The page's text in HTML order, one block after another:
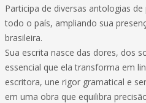
Participa de diversas antologias
todo o país, ampliando sua
brasileira.
Sua escrita nasce das dores, dos
essencial que ela transforma em
escritora, une rigor gramatical e
em uma obra que equilibra